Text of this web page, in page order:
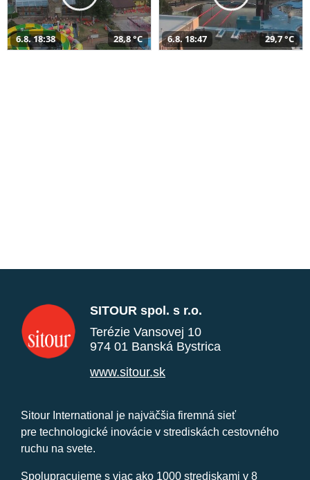
6.8. 18:38 28,8 °C 6.8. 18:47 29,7 °C
SITOUR spol. s r.o.
Terézie Vansovej 10
974 01 Banská Bystrica
www.sitour.sk
Sitour International je najväčšia firemná sieť
pre technologické inovácie v strediskách cestovného
ruchu na svete.
Spolupracujeme s viac ako 1000 strediskami v 8